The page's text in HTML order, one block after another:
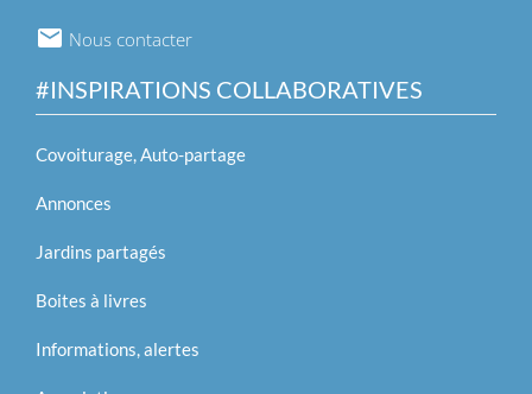
Nous contacter
#INSPIRATIONS COLLABORATIVES
Covoiturage, Auto-partage
Annonces
Jardins partagés
Boites à livres
Informations, alertes